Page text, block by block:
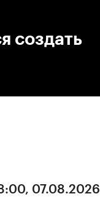
создать
07.08.2026